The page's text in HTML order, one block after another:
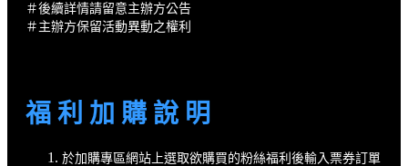
＃後續詳情請留意主辦方公告
＃主辦方保留活動異動之權利
福 利 加 購 說 明
於加購專區網站上選取欲購買的粉絲福利後輸入票券訂單